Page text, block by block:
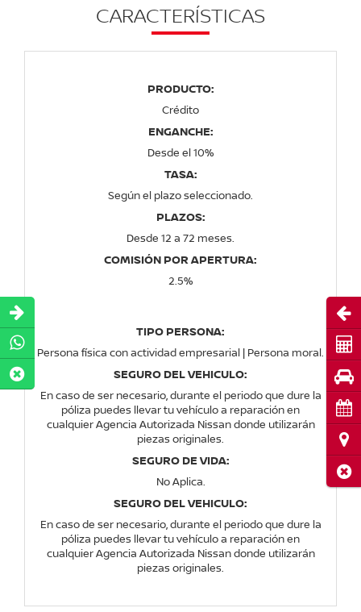
CARACTERÍSTICAS
PRODUCTO:
Crédito
ENGANCHE:
Desde el 10%
TASA:
Según el plazo seleccionado.
PLAZOS:
Desde 12 a 72 meses.
COMISIÓN POR APERTURA:
2.5%
TIPO PERSONA:
Persona física con actividad empresarial | Persona moral.
SEGURO DEL VEHICULO:
En caso de ser necesario, durante el periodo que dure la
póliza puedes llevar tu vehículo a reparación en
cualquier Agencia Autorizada Nissan donde utilizarán
piezas originales.
SEGURO DE VIDA:
No Aplica.
SEGURO DEL VEHICULO:
En caso de ser necesario, durante el periodo que dure la
póliza puedes llevar tu vehículo a reparación en
cualquier Agencia Autorizada Nissan donde utilizarán
piezas originales.